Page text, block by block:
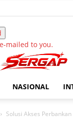
mailed to you.
NASIONAL
Solusi Akses